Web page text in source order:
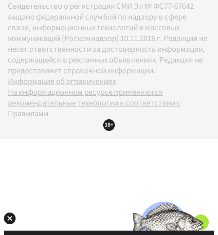
Свидетельство о регистрации СМИ Эл № ФС77-67642
выдано федеральной службой по надзору в сфере
связи, информационных технологий и массовых
коммуникаций (Роскомнадзор) 10.11.2016 г. Редакция не
несет ответственности за достоверность информации,
содержащейся в рекламных объявлениях. Редакция не
предоставляет справочной информации.
Информация об ограничениях
На информационном ресурсе применяются
рекомендательные технологии в соответствии с
Правилами
18+